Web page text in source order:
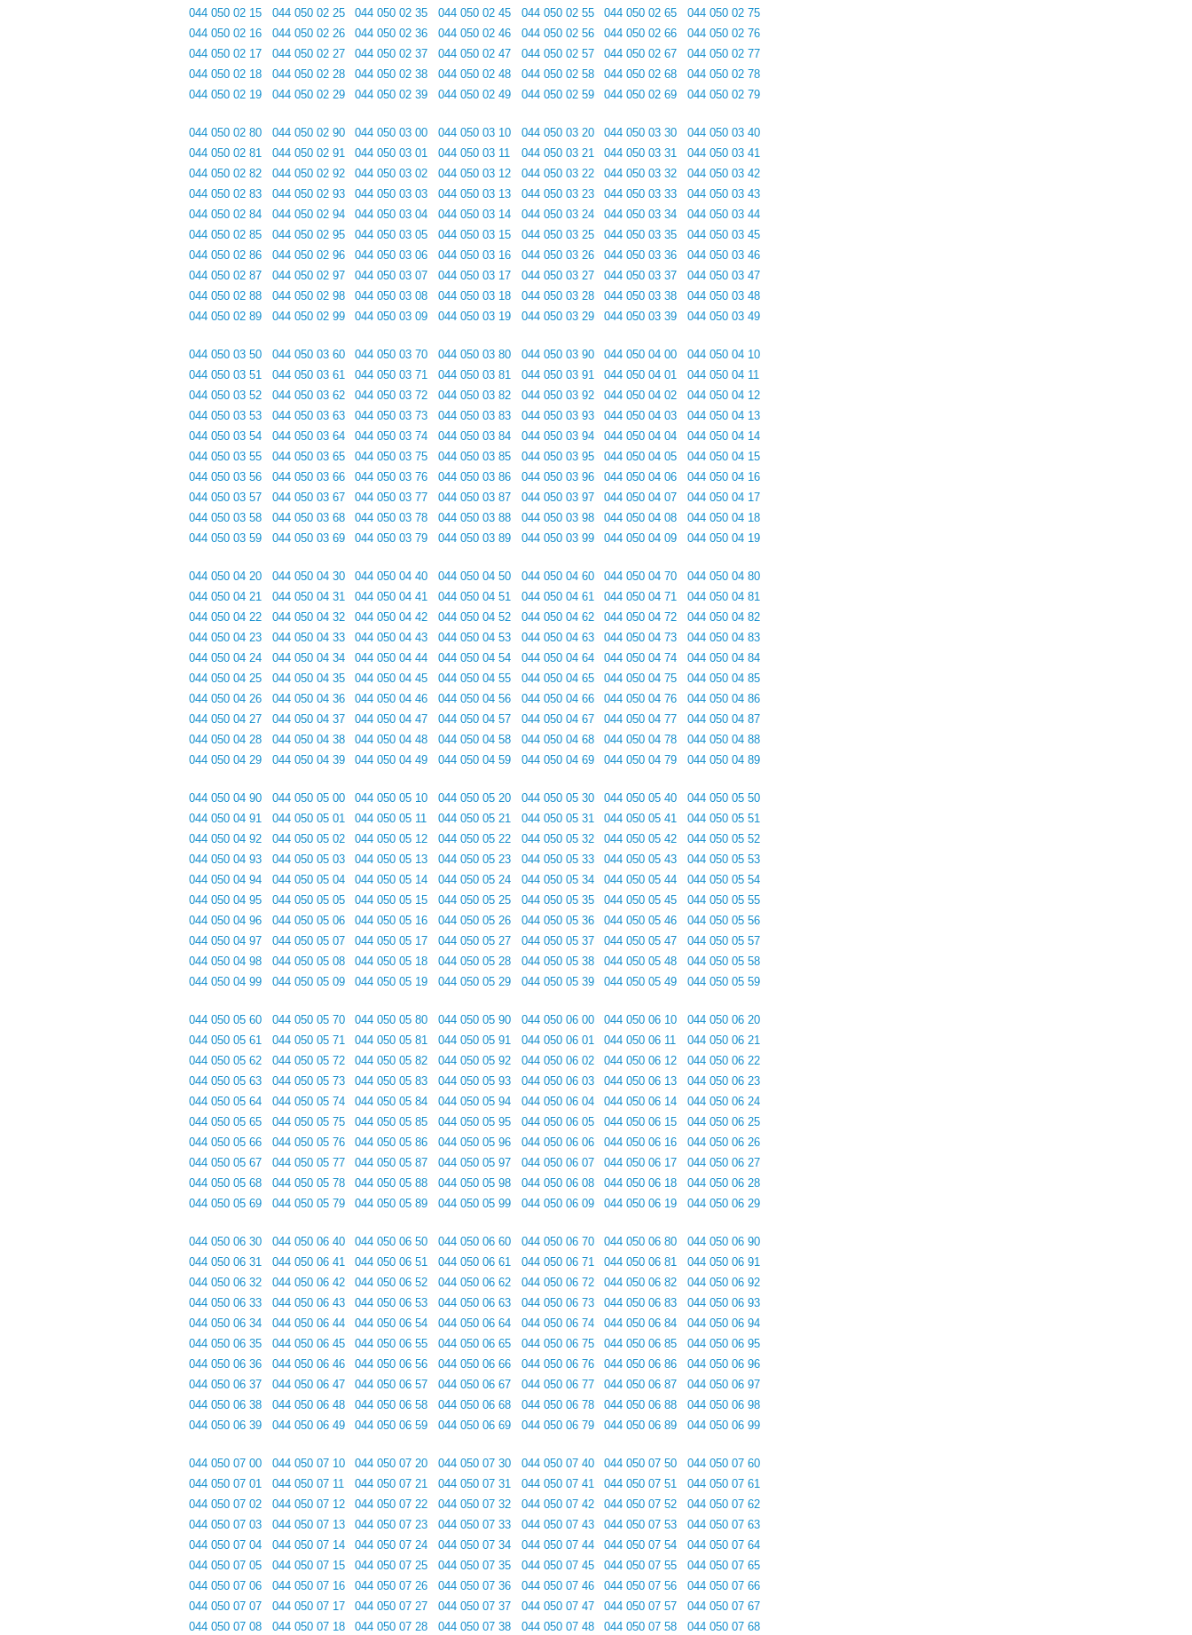
044 050 02 15
044 050 02 16
044 050 02 17
044 050 02 18
044 050 02 19
044 050 02 25
044 050 02 26
044 050 02 27
044 050 02 28
044 050 02 29
044 050 02 35
044 050 02 36
044 050 02 37
044 050 02 38
044 050 02 39
044 050 02 45
044 050 02 46
044 050 02 47
044 050 02 48
044 050 02 49
044 050 02 55
044 050 02 56
044 050 02 57
044 050 02 58
044 050 02 59
044 050 02 65
044 050 02 66
044 050 02 67
044 050 02 68
044 050 02 69
044 050 02 75
044 050 02 76
044 050 02 77
044 050 02 78
044 050 02 79
044 050 02 80
044 050 02 81
044 050 02 82
044 050 02 83
044 050 02 84
044 050 02 85
044 050 02 86
044 050 02 87
044 050 02 88
044 050 02 89
044 050 02 90
044 050 02 91
044 050 02 92
044 050 02 93
044 050 02 94
044 050 02 95
044 050 02 96
044 050 02 97
044 050 02 98
044 050 02 99
044 050 03 00
044 050 03 01
044 050 03 02
044 050 03 03
044 050 03 04
044 050 03 05
044 050 03 06
044 050 03 07
044 050 03 08
044 050 03 09
044 050 03 10
044 050 03 11
044 050 03 12
044 050 03 13
044 050 03 14
044 050 03 15
044 050 03 16
044 050 03 17
044 050 03 18
044 050 03 19
044 050 03 20
044 050 03 21
044 050 03 22
044 050 03 23
044 050 03 24
044 050 03 25
044 050 03 26
044 050 03 27
044 050 03 28
044 050 03 29
044 050 03 30
044 050 03 31
044 050 03 32
044 050 03 33
044 050 03 34
044 050 03 35
044 050 03 36
044 050 03 37
044 050 03 38
044 050 03 39
044 050 03 40
044 050 03 41
044 050 03 42
044 050 03 43
044 050 03 44
044 050 03 45
044 050 03 46
044 050 03 47
044 050 03 48
044 050 03 49
044 050 03 50
044 050 03 51
044 050 03 52
044 050 03 53
044 050 03 54
044 050 03 55
044 050 03 56
044 050 03 57
044 050 03 58
044 050 03 59
044 050 03 60
044 050 03 61
044 050 03 62
044 050 03 63
044 050 03 64
044 050 03 65
044 050 03 66
044 050 03 67
044 050 03 68
044 050 03 69
044 050 03 70
044 050 03 71
044 050 03 72
044 050 03 73
044 050 03 74
044 050 03 75
044 050 03 76
044 050 03 77
044 050 03 78
044 050 03 79
044 050 03 80
044 050 03 81
044 050 03 82
044 050 03 83
044 050 03 84
044 050 03 85
044 050 03 86
044 050 03 87
044 050 03 88
044 050 03 89
044 050 03 90
044 050 03 91
044 050 03 92
044 050 03 93
044 050 03 94
044 050 03 95
044 050 03 96
044 050 03 97
044 050 03 98
044 050 03 99
044 050 04 00
044 050 04 01
044 050 04 02
044 050 04 03
044 050 04 04
044 050 04 05
044 050 04 06
044 050 04 07
044 050 04 08
044 050 04 09
044 050 04 10
044 050 04 11
044 050 04 12
044 050 04 13
044 050 04 14
044 050 04 15
044 050 04 16
044 050 04 17
044 050 04 18
044 050 04 19
044 050 04 20
044 050 04 21
044 050 04 22
044 050 04 23
044 050 04 24
044 050 04 25
044 050 04 26
044 050 04 27
044 050 04 28
044 050 04 29
044 050 04 30
044 050 04 31
044 050 04 32
044 050 04 33
044 050 04 34
044 050 04 35
044 050 04 36
044 050 04 37
044 050 04 38
044 050 04 39
044 050 04 40
044 050 04 41
044 050 04 42
044 050 04 43
044 050 04 44
044 050 04 45
044 050 04 46
044 050 04 47
044 050 04 48
044 050 04 49
044 050 04 50
044 050 04 51
044 050 04 52
044 050 04 53
044 050 04 54
044 050 04 55
044 050 04 56
044 050 04 57
044 050 04 58
044 050 04 59
044 050 04 60
044 050 04 61
044 050 04 62
044 050 04 63
044 050 04 64
044 050 04 65
044 050 04 66
044 050 04 67
044 050 04 68
044 050 04 69
044 050 04 70
044 050 04 71
044 050 04 72
044 050 04 73
044 050 04 74
044 050 04 75
044 050 04 76
044 050 04 77
044 050 04 78
044 050 04 79
044 050 04 80
044 050 04 81
044 050 04 82
044 050 04 83
044 050 04 84
044 050 04 85
044 050 04 86
044 050 04 87
044 050 04 88
044 050 04 89
044 050 04 90
044 050 04 91
044 050 04 92
044 050 04 93
044 050 04 94
044 050 04 95
044 050 04 96
044 050 04 97
044 050 04 98
044 050 04 99
044 050 05 00
044 050 05 01
044 050 05 02
044 050 05 03
044 050 05 04
044 050 05 05
044 050 05 06
044 050 05 07
044 050 05 08
044 050 05 09
044 050 05 10
044 050 05 11
044 050 05 12
044 050 05 13
044 050 05 14
044 050 05 15
044 050 05 16
044 050 05 17
044 050 05 18
044 050 05 19
044 050 05 20
044 050 05 21
044 050 05 22
044 050 05 23
044 050 05 24
044 050 05 25
044 050 05 26
044 050 05 27
044 050 05 28
044 050 05 29
044 050 05 30
044 050 05 31
044 050 05 32
044 050 05 33
044 050 05 34
044 050 05 35
044 050 05 36
044 050 05 37
044 050 05 38
044 050 05 39
044 050 05 40
044 050 05 41
044 050 05 42
044 050 05 43
044 050 05 44
044 050 05 45
044 050 05 46
044 050 05 47
044 050 05 48
044 050 05 49
044 050 05 50
044 050 05 51
044 050 05 52
044 050 05 53
044 050 05 54
044 050 05 55
044 050 05 56
044 050 05 57
044 050 05 58
044 050 05 59
044 050 05 60
044 050 05 61
044 050 05 62
044 050 05 63
044 050 05 64
044 050 05 65
044 050 05 66
044 050 05 67
044 050 05 68
044 050 05 69
044 050 05 70
044 050 05 71
044 050 05 72
044 050 05 73
044 050 05 74
044 050 05 75
044 050 05 76
044 050 05 77
044 050 05 78
044 050 05 79
044 050 05 80
044 050 05 81
044 050 05 82
044 050 05 83
044 050 05 84
044 050 05 85
044 050 05 86
044 050 05 87
044 050 05 88
044 050 05 89
044 050 05 90
044 050 05 91
044 050 05 92
044 050 05 93
044 050 05 94
044 050 05 95
044 050 05 96
044 050 05 97
044 050 05 98
044 050 05 99
044 050 06 00
044 050 06 01
044 050 06 02
044 050 06 03
044 050 06 04
044 050 06 05
044 050 06 06
044 050 06 07
044 050 06 08
044 050 06 09
044 050 06 10
044 050 06 11
044 050 06 12
044 050 06 13
044 050 06 14
044 050 06 15
044 050 06 16
044 050 06 17
044 050 06 18
044 050 06 19
044 050 06 20
044 050 06 21
044 050 06 22
044 050 06 23
044 050 06 24
044 050 06 25
044 050 06 26
044 050 06 27
044 050 06 28
044 050 06 29
044 050 06 30
044 050 06 31
044 050 06 32
044 050 06 33
044 050 06 34
044 050 06 35
044 050 06 36
044 050 06 37
044 050 06 38
044 050 06 39
044 050 06 40
044 050 06 41
044 050 06 42
044 050 06 43
044 050 06 44
044 050 06 45
044 050 06 46
044 050 06 47
044 050 06 48
044 050 06 49
044 050 06 50
044 050 06 51
044 050 06 52
044 050 06 53
044 050 06 54
044 050 06 55
044 050 06 56
044 050 06 57
044 050 06 58
044 050 06 59
044 050 06 60
044 050 06 61
044 050 06 62
044 050 06 63
044 050 06 64
044 050 06 65
044 050 06 66
044 050 06 67
044 050 06 68
044 050 06 69
044 050 06 70
044 050 06 71
044 050 06 72
044 050 06 73
044 050 06 74
044 050 06 75
044 050 06 76
044 050 06 77
044 050 06 78
044 050 06 79
044 050 06 80
044 050 06 81
044 050 06 82
044 050 06 83
044 050 06 84
044 050 06 85
044 050 06 86
044 050 06 87
044 050 06 88
044 050 06 89
044 050 06 90
044 050 06 91
044 050 06 92
044 050 06 93
044 050 06 94
044 050 06 95
044 050 06 96
044 050 06 97
044 050 06 98
044 050 06 99
044 050 07 00
044 050 07 01
044 050 07 02
044 050 07 03
044 050 07 04
044 050 07 05
044 050 07 06
044 050 07 07
044 050 07 08
044 050 07 10
044 050 07 11
044 050 07 12
044 050 07 13
044 050 07 14
044 050 07 15
044 050 07 16
044 050 07 17
044 050 07 18
044 050 07 20
044 050 07 21
044 050 07 22
044 050 07 23
044 050 07 24
044 050 07 25
044 050 07 26
044 050 07 27
044 050 07 28
044 050 07 30
044 050 07 31
044 050 07 32
044 050 07 33
044 050 07 34
044 050 07 35
044 050 07 36
044 050 07 37
044 050 07 38
044 050 07 40
044 050 07 41
044 050 07 42
044 050 07 43
044 050 07 44
044 050 07 45
044 050 07 46
044 050 07 47
044 050 07 48
044 050 07 50
044 050 07 51
044 050 07 52
044 050 07 53
044 050 07 54
044 050 07 55
044 050 07 56
044 050 07 57
044 050 07 58
044 050 07 60
044 050 07 61
044 050 07 62
044 050 07 63
044 050 07 64
044 050 07 65
044 050 07 66
044 050 07 67
044 050 07 68